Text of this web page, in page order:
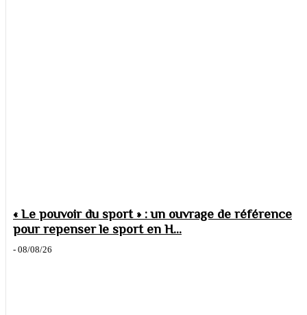
« Le pouvoir du sport » : un ouvrage de référence
pour repenser le sport en H...
- 08/08/26